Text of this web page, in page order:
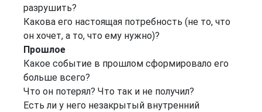
разрушить?
Какова его настоящая потребность (не то, что
он хочет, а то, что ему нужно)?
Прошлое
Какое событие в прошлом сформировало его
больше всего?
Что он потерял? Что так и не получил?
Есть ли у него незакрытый внутренний